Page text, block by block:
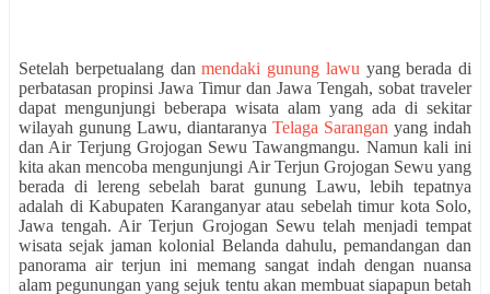
Setelah berpetualang danmendaki gunung lawu yang berada di
perbatasan propinsi Jawa Timur dan Jawa Tengah, sobat traveler
dapat mengunjungi beberapa wisata alam yang ada di sekitar
wilayah gunung Lawu, diantaranya Telaga Sarangan yang indah
dan Air Terjung Grojogan Sewu Tawangmangu. Namun kali ini
kita akan mencoba mengunjungi Air Terjun Grojogan Sewu yang
berada di lereng sebelah barat gunung Lawu, lebih tepatnya
adalah di Kabupaten Karanganyar atau sebelah timur kota Solo,
Jawa tengah. Air Terjun Grojogan Sewu telah menjadi tempat
wisata sejak jaman kolonial Belanda dahulu, pemandangan dan
panorama air terjun ini memang sangat indah dengan nuansa
alam pegunungan yang sejuk tentu akan membuat siapapun betah